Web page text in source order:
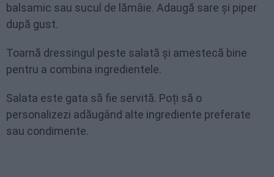
balsamic sau sucul de lămâie. Adaugă sare și piper
după gust.
Toarnă dressingul peste salată și amestecă bine
pentru a combina ingredientele.
Salata este gata să fie servită. Poți să o
personalizezi adăugând alte ingrediente preferate
sau condimente.